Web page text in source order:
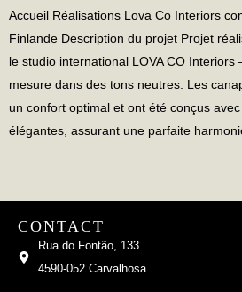
Accueil Réalisations Lova Co Interiors
Finlande Description du projet Projet
le studio international LOVA CO
mesure dans des tons neutres. Les
un confort optimal et ont été conçus
élégantes, assurant une parfaite
CONTACT
Rua do Fontão, 133
4590-052 Carvalhosa